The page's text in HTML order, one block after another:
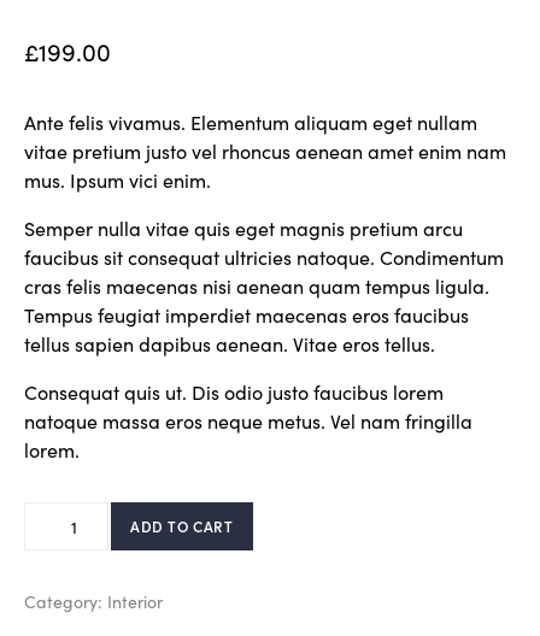
£199.00
Ante felis vivamus. Elementum aliquam eget nullam
vitae pretium justo vel rhoncus aenean amet enim nam
mus. Ipsum vici enim.
Semper nulla vitae quis eget magnis pretium arcu
faucibus sit consequat ultricies natoque. Condimentum
cras felis maecenas nisi aenean quam tempus ligula.
Tempus feugiat imperdiet maecenas eros faucibus
tellus sapien dapibus aenean. Vitae eros tellus.
Consequat quis ut. Dis odio justo faucibus lorem
natoque massa eros neque metus. Vel nam fringilla
lorem.
ADD TO CART
Category: Interior